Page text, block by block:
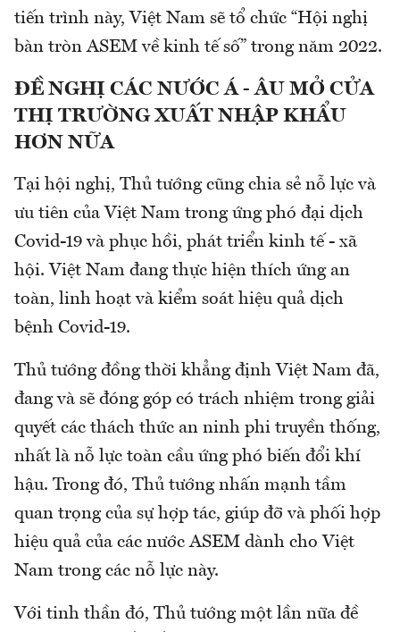
tiến trình này, Việt Nam sẽ tổ chức “Hội nghị
bàn tròn ASEM về kinh tế số” trong năm 2022.
ĐỀ NGHỊ CÁC NƯỚC Á - ÂU MỞ CỬA
THỊ TRƯỜNG XUẤT NHẬP KHẨU
HƠN NỮA
Tại hội nghị, Thủ tướng cũng chia sẻ nỗ lực và
ưu tiên của Việt Nam trong ứng phó đại dịch
Covid-19 và phục hồi, phát triển kinh tế - xã
hội. Việt Nam đang thực hiện thích ứng an
toàn, linh hoạt và kiểm soát hiệu quả dịch
bệnh Covid-19.
Thủ tướng đồng thời khẳng định Việt Nam đã,
đang và sẽ đóng góp có trách nhiệm trong giải
quyết các thách thức an ninh phi truyền thống,
nhất là nỗ lực toàn cầu ứng phó biến đổi khí
hậu. Trong đó, Thủ tướng nhấn mạnh tầm
quan trọng của sự hợp tác, giúp đỡ và phối hợp
hiệu quả của các nước ASEM dành cho Việt
Nam trong các nỗ lực này.
Với tinh thần đó, Thủ tướng một lần nữa đề